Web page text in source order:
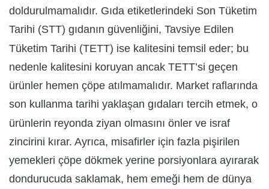
doldurulmamalıdır. Gıda etiketlerindeki Son Tüketim
Tarihi (STT) gıdanın güvenliğini, Tavsiye Edilen
Tüketim Tarihi (TETT) ise kalitesini temsil eder; bu
nedenle kalitesini koruyan ancak TETT’si geçen
ürünler hemen çöpe atılmamalıdır. Market raflarında
son kullanma tarihi yaklaşan gıdaları tercih etmek, o
ürünlerin reyonda ziyan olmasını önler ve israf
zincirini kırar. Ayrıca, misafirler için fazla pişirilen
yemekleri çöpe dökmek yerine porsiyonlara ayırarak
dondurucuda saklamak, hem emeği hem de dünya